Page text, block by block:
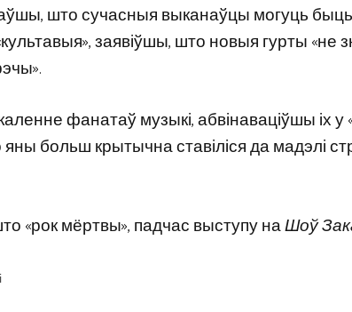
што сучасныя выканаўцы могуць быць
заявіўшы, што новыя гурты «не
фанатаў музыкі, абвінаваціўшы іх у
больш крытычна ставіліся да мадэлі
«рок мёртвы», падчас выступу наШоў